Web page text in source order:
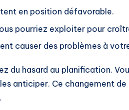
en position défavorable.
pourriez exploiter pour
causer des problèmes à
du hasard au planification.
anticiper. Ce changement